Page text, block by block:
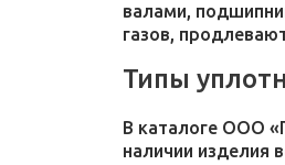
валами,
газов,
Типы
В каталоге ООО
наличии изделия